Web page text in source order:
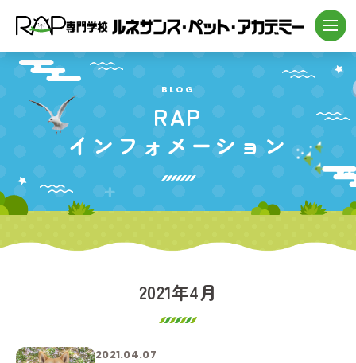
BLOG
RAP
インフォメーション
2021年4月
2021.04.07